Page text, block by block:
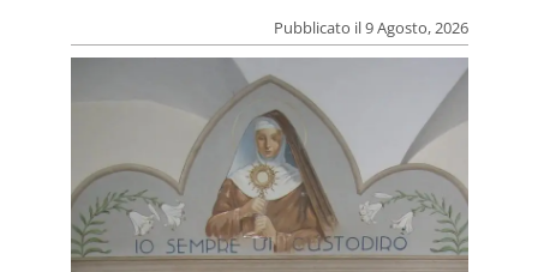
Pubblicato il 9 Agosto, 2026